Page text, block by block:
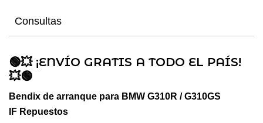
Consultas
🟢💥 ¡ENVÍO GRATIS A TODO EL PAÍS!
💥🟢
Bendix de arranque para BMW G310R / G310GS
IF Repuestos